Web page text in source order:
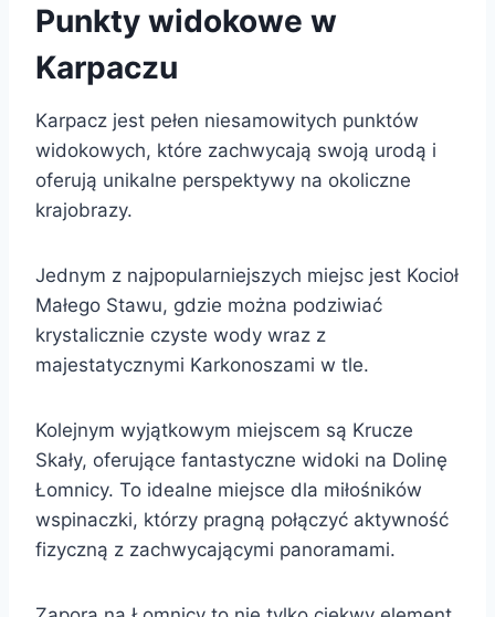
Punkty widokowe w
Karpaczu
Karpacz jest pełen niesamowitych punktów
widokowych, które zachwycają swoją urodą i
oferują unikalne perspektywy na okoliczne
krajobrazy.
Jednym z najpopularniejszych miejsc jest Kocioł
Małego Stawu, gdzie można podziwiać
krystalicznie czyste wody wraz z
majestatycznymi Karkonoszami w tle.
Kolejnym wyjątkowym miejscem są Krucze
Skały, oferujące fantastyczne widoki na Dolinę
Łomnicy. To idealne miejsce dla miłośników
wspinaczki, którzy pragną połączyć aktywność
fizyczną z zachwycającymi panoramami.